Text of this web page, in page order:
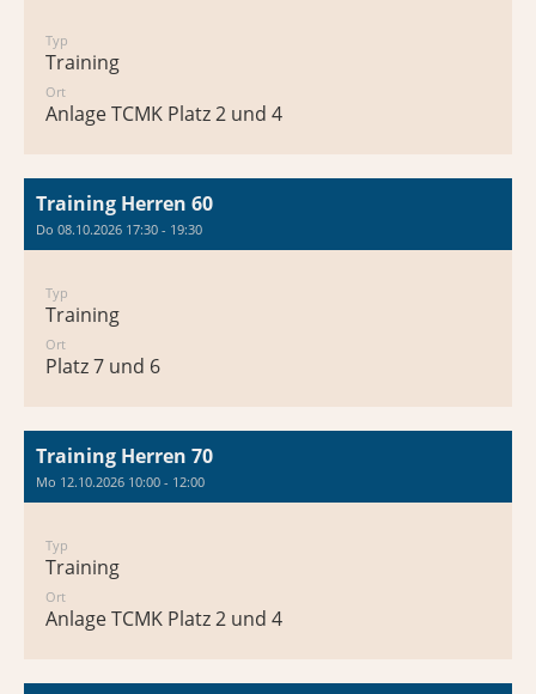
Typ
Training
Ort
Anlage TCMK Platz 2 und 4
Training Herren 60
Do 08.10.2026 17:30 - 19:30
Typ
Training
Ort
Platz 7 und 6
Training Herren 70
Mo 12.10.2026 10:00 - 12:00
Typ
Training
Ort
Anlage TCMK Platz 2 und 4